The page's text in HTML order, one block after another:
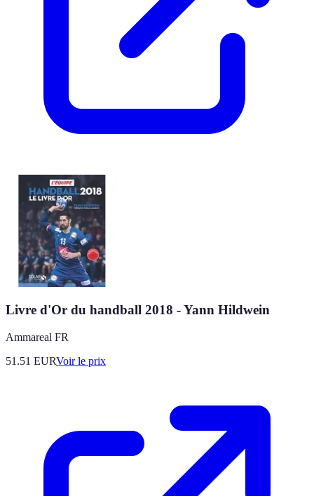
Livre d'Or du handball 2018 - Yann Hildwein
Ammareal FR
51.51 EURVoir le prix